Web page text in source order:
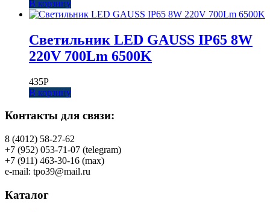
В корзину
Светильник LED GAUSS IP65 8W
220V 700Lm 6500K
435Р
В корзину
Контакты для связи:
8 (4012) 58-27-62
+7 (952) 053-71-07 (telegram)
+7 (911) 463-30-16 (max)
e-mail: tpo39@mail.ru
Каталог